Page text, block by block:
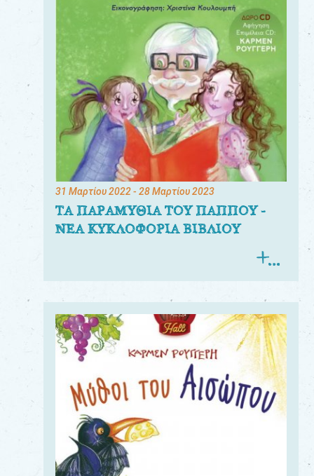
31 Μαρτίου 2022- 28 Μαρτίου 2023
ΤΑ ΠΑΡΑΜΥΘΙΑ ΤΟΥ ΠΑΠΠΟΥ -
ΝΕΑ ΚΥΚΛΟΦΟΡΙΑ ΒΙΒΛΙΟΥ